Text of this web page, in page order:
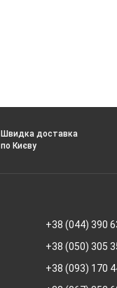
Швидка доставка
по Києву
+38 (044) 390
+38 (050) 305
+38 (093) 170